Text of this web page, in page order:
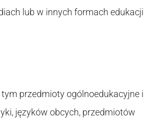
lub w innych formach edukacji
przedmioty ogólnoedukacyjne i
języków obcych, przedmiotów